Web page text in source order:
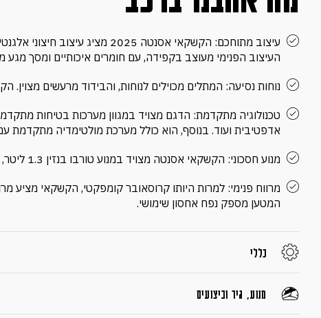
העיצוב הפנימי מעוצב בקפידה, עם חומרים איכותיים ומסך מגע
נוחות נסיעה: המתלים מכוילים לנוחות, והבידוד מרעשים מצוין.
טכנולוגיה מתקדמת: הדגם מצויד במגוון מערכות בטיחות
אדפטיבית ועוד. בנוסף, הוא כולל מערכת מולטימדיה מתקדמת
מנוע חסכוני: הקשקאי אסנטה מצויד במנוע טורבו בנזין 1.3 ליטר, המספק ביצועים טובים וחיסכון בדלק.
מרווח פנימי: למרות היותו קרוסאובר קומפקטי, הקשקאי מציע
המטען מספק נפח אחסון שימושי.
כללי
מנוע, גיר וביצועים